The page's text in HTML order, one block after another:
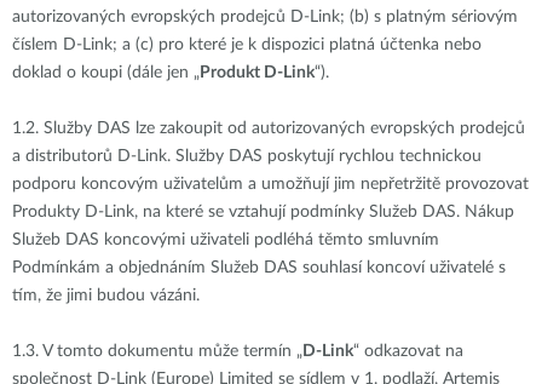
autorizovaných evropských prodejců D-Link; (b) s platným sériovým
číslem D-Link; a (c) pro které je k dispozici platná účtenka nebo
doklad o koupi (dále jen „ Produkt D-Link“).
1.2. Služby DAS lze zakoupit od autorizovaných evropských prodejců
a distributorů D-Link. Služby DAS poskytují rychlou technickou
podporu koncovým uživatelům a umožňují jim nepřetržitě provozovat
Produkty D-Link, na které se vztahují podmínky Služeb DAS. Nákup
Služeb DAS koncovými uživateli podléhá těmto smluvním
Podmínkám a objednáním Služeb DAS souhlasí koncoví uživatelé s
tím, že jimi budou vázáni.
1.3. V tomto dokumentu může termín „ D-Link“ odkazovat na
společnost D-Link (Europe) Limited se sídlem v 1. podlaží, Artemis